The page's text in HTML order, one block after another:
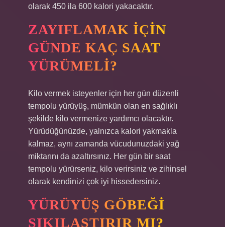
olarak 450 ila 600 kalori yakacaktır.
ZAYIFLAMAK IÇIN
GÜNDE KAÇ SAAT
YÜRÜMELI?
Kilo vermek isteyenler için her gün düzenli
tempolu yürüyüş, mümkün olan en sağlıklı
şekilde kilo vermenize yardımcı olacaktır.
Yürüdüğünüzde, yalnızca kalori yakmakla
kalmaz, aynı zamanda vücudunuzdaki yağ
miktarını da azaltırsınız. Her gün bir saat
tempolu yürürseniz, kilo verirsiniz ve zihinsel
olarak kendinizi çok iyi hissedersiniz.
YÜRÜYÜŞ GÖBEĞI
SIKILAŞTIRIR MI?